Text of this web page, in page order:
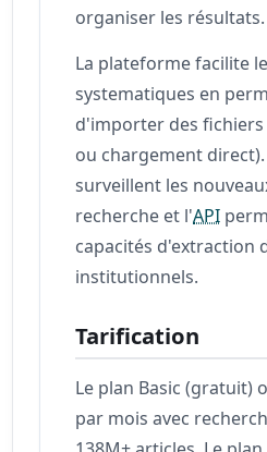
organiser les résultats.
La plateforme facilite
systematiques en
d'importer des fichiers
ou chargement
surveillent les
recherche et l'API
capacités d'extraction
institutionnels.
Tarification
Le plan Basic (gratuit)
par mois avec